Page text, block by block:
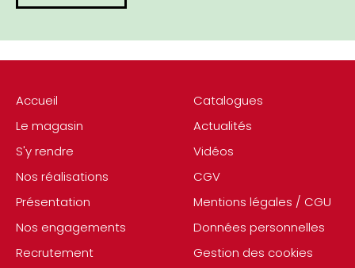
Accueil
Le magasin
S'y rendre
Nos réalisations
Présentation
Nos engagements
Recrutement
Catalogues
Actualités
Vidéos
CGV
Mentions légales / CGU
Données personnelles
Gestion des cookies